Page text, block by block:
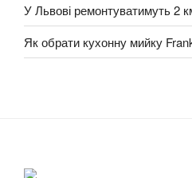
У Львові ремонтуватимуть 2
Як обрати кухонну мийку